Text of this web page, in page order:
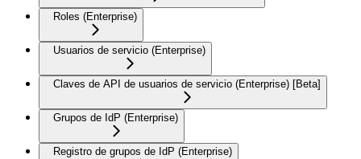
Roles (Enterprise)
Usuarios de servicio (Enterprise)
Claves de API de usuarios de servicio (Enterprise) [Beta]
Grupos de IdP (Enterprise)
Registro de grupos de IdP (Enterprise)